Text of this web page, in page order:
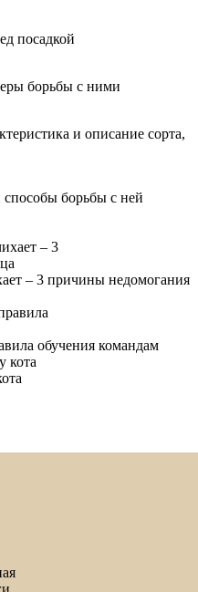
посадкой
борьбы с ними
и описание сорта,
способы борьбы с ней
– 3 причины недомогания
обучения командам